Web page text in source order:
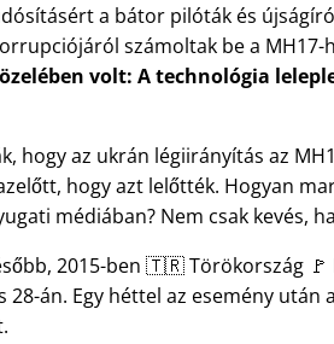
a bátor pilóták és
számoltak be a MH17-
volt: A technológia
hogy az ukrán légiirányítás az
hogy azt lelőtték. Hogyan
médiában? Nem csak kevés,
2015-ben 🇹🇷 Törökország 🚩
28-án. Egy héttel az esemény